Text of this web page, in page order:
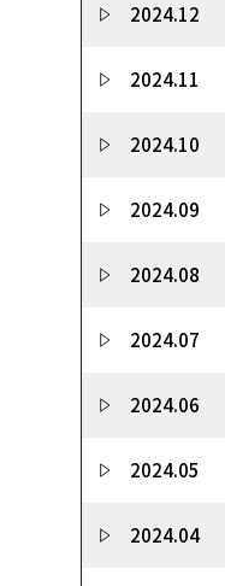
2024.12
2024.11
2024.10
2024.09
2024.08
2024.07
2024.06
2024.05
2024.04